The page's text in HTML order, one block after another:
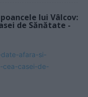
lui Vâlcov:
de Sănătate -
afara-si-
cea-casei-de-